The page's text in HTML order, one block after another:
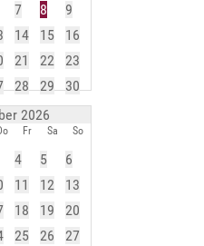
7 8
9
14 15
16
21 22
23
28 29
30
2026
Fr Sa So
4 5
6
11 12
13
18 19
20
25 26
27